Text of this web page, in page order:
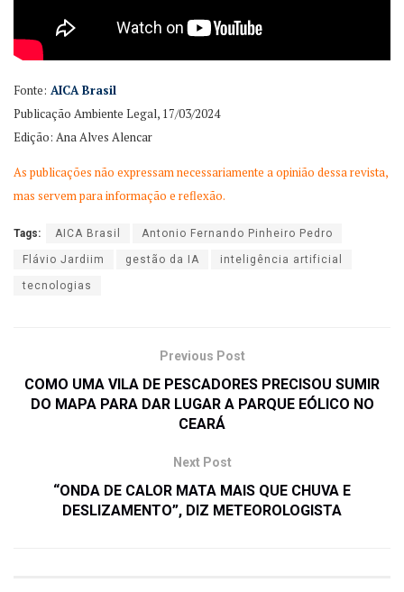
Fonte: AICA Brasil
Publicação Ambiente Legal, 17/03/2024
Edição: Ana Alves Alencar
As publicações não expressam necessariamente a opinião dessa revista,
mas servem para informação e reflexão.
Tags: AICA Brasil Antonio Fernando Pinheiro Pedro
Flávio Jardiim gestão da IA inteligência artificial
tecnologias
Previous Post
COMO UMA VILA DE PESCADORES PRECISOU SUMIR
DO MAPA PARA DAR LUGAR A PARQUE EÓLICO NO
CEARÁ
Next Post
“ONDA DE CALOR MATA MAIS QUE CHUVA E
DESLIZAMENTO”, DIZ METEOROLOGISTA